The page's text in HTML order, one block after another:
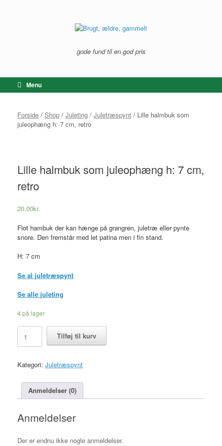
gode fund til en god pris
Menu
Forside / Shop / Juleting / Juletræspynt / Lille halmbuk som
juleophæng h: 7 cm, retro
Lille halmbuk som juleophæng h: 7 cm,
retro
20,00kr.
Flot hambuk der kan hænge på grangren, juletræ eller pynte
snore. Den fremstår med let patina men i fin stand.
H: 7 cm
Se al juletræspynt
Se alle juleting
4 på lager
Lille
halmbuk
som
h:
cm,
retro
Tilføj til kurv
Kategori: Juletræspynt
Anmeldelser (0)
Anmeldelser
Der er endnu ikke nogle anmeldelser.